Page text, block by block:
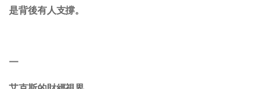
是背後有人支撐。
一